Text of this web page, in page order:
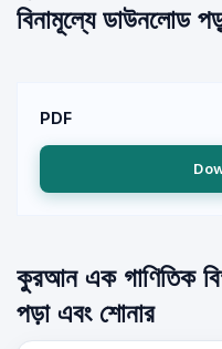
বিনামূল্যে ডাউনলোড
PDF
কুরআন এক গাণিতিক
পড়া এবং শোনার